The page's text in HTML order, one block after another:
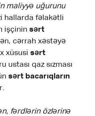
maliyyə uğurunu
hallarda fəlakətli
işçinin sərt
cərrah xəstəyə
xüsusi sərt
ustası qaz sızması
sərt bacarıqların
fərdlərin özlərinə